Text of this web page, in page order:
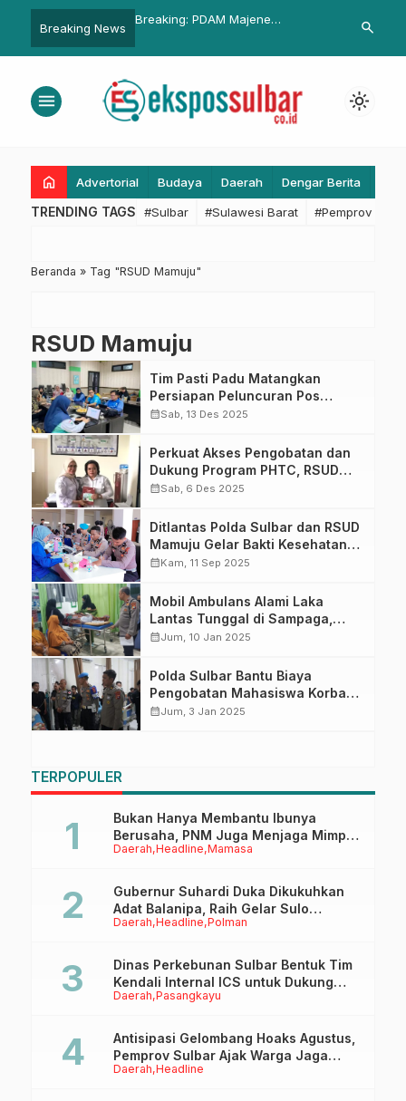
Breaking News
Ditodong Sebilah
Breaking: PDAM Majene
Permukaan Pemakaian Maret
Gubernur
search
menu light_mode
home Advertorial Budaya Daerah Dengar Berita
TRENDING TAGS #Sulbar #Sulawesi Barat #Pemprov
Beranda » Tag "RSUD Mamuju"
RSUD Mamuju
Tim Pasti Padu Matangkan
Persiapan Peluncuran Pos
Rujukan Stunting di RSUD
calendar_monthSab, 13 Des 2025
Perkuat Akses Pengobatan dan
Dukung Program PHTC, RSUD
Mamuju Buka Layanan TBC
calendar_monthSab, 6 Des 2025
Ditlantas Polda Sulbar dan RSUD
Mamuju Gelar Bakti Kesehatan
Gratis Semarakkan HUT Lalu
calendar_monthKam, 11 Sep 2025
Mobil Ambulans Alami Laka
Lantas Tunggal di Sampaga,
Bawa Pasien Rujukan dari
RSUD Mamuju
calendar_monthJum, 10 Jan 2025
Polda Sulbar Bantu Biaya
Pengobatan Mahasiswa Korban
Bentrok
calendar_monthJum, 3 Jan 2025
TERPOPULER
Daerah Headline Mamasa
Bukan Hanya Membantu Ibunya
Berusaha, PNM Juga Menjaga Mimpi
Anaknya Untuk Menggapai Cita-Cita
Daerah Headline Polman
Gubernur Suhardi Duka Dikukuhkan
Adat Balanipa, Raih Gelar Sulo
Tappidena
Daerah Pasangkayu
Dinas Perkebunan Sulbar Bentuk Tim
Kendali Internal ICS untuk Dukung
Sertifikasi ISPO Pekebun di
Daerah Headline
Antisipasi Gelombang Hoaks Agustus,
Pemprov Sulbar Ajak Warga Jaga
Ruang Digital